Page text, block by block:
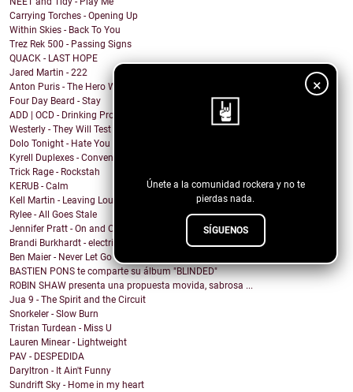
×
Únete a la comunidad rockera y no te
pierdas nada.
SÍGUENOS
Carrying Torches - Opening Up
Within Skies - Back To You
Trez Rek 500 - Passing Signs
QUACK - LAST HOPE
Jared Martin - 222
Anton Puris - The Hero Will Turn to Villain
Four Day Beard - Stay
ADD | OCD - Drinking Problem
Westerly - They Will Test You
Dolo Tonight - Hate You Now
Kyrell Duplexes - Convenient Dreams
Trick Rage - Rockstah
KERUB - Calm
Kell Martin - Leaving Louisiana In the Broad Dayli...
Rylee - All Goes Stale
Jennifer Pratt - On and On
Brandi Burkhardt - electric 3 hearts
Ben Maier - Never Let Go
BASTIEN PONS te comparte su álbum "BLINDED"
ROBIN SHAW presenta una propuesta movida, sabrosa ...
Jua 9 - The Spirit and the Circuit
Snorkeler - Slow Burn
Tristan Turdean - Miss U
Lauren Minear - Lightweight
PAV - DESPEDIDA
Daryltron - It Ain't Funny
Sundrift Sky - Home in my heart